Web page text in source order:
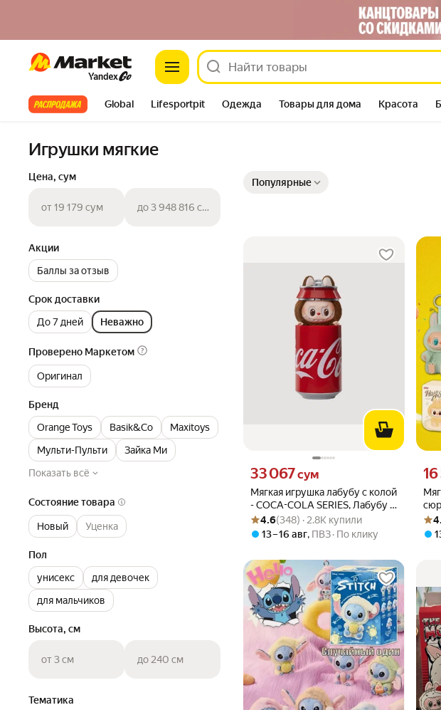
Market
Все хиты Global Lifesportpit Одежда Товары для дома Красота
Игрушки мягкие
Цена, сум
от 19 179 сум до 3 948 816 сум
Акции
Баллы за отзыв
Срок доставки
До 7 дней
Неважно
Проверено Маркетом
Оригинал
Бренд
Orange Toys
Basik&Co
Maxitoys
Мульти-Пульти
Зайка Ми
Показать всё
Состояние товара
Новый Уценка
Пол
унисекс
для девочек
для мальчиков
Высота, см
от 3 см до 240 см
Тематика
Популярные
Мягкая игрушка лабубу с колой
- COCA-COLA SERIES, Лабубу В
банке Coca-Cola
Цена 33067 сум вместо
33 067сум
Рейтинг товара: 4.6 из 5
Оценок: (348) · 2.8K купили
4.6(348) · 2.8K купили
13 – 16 авг, ПВЗ По клику